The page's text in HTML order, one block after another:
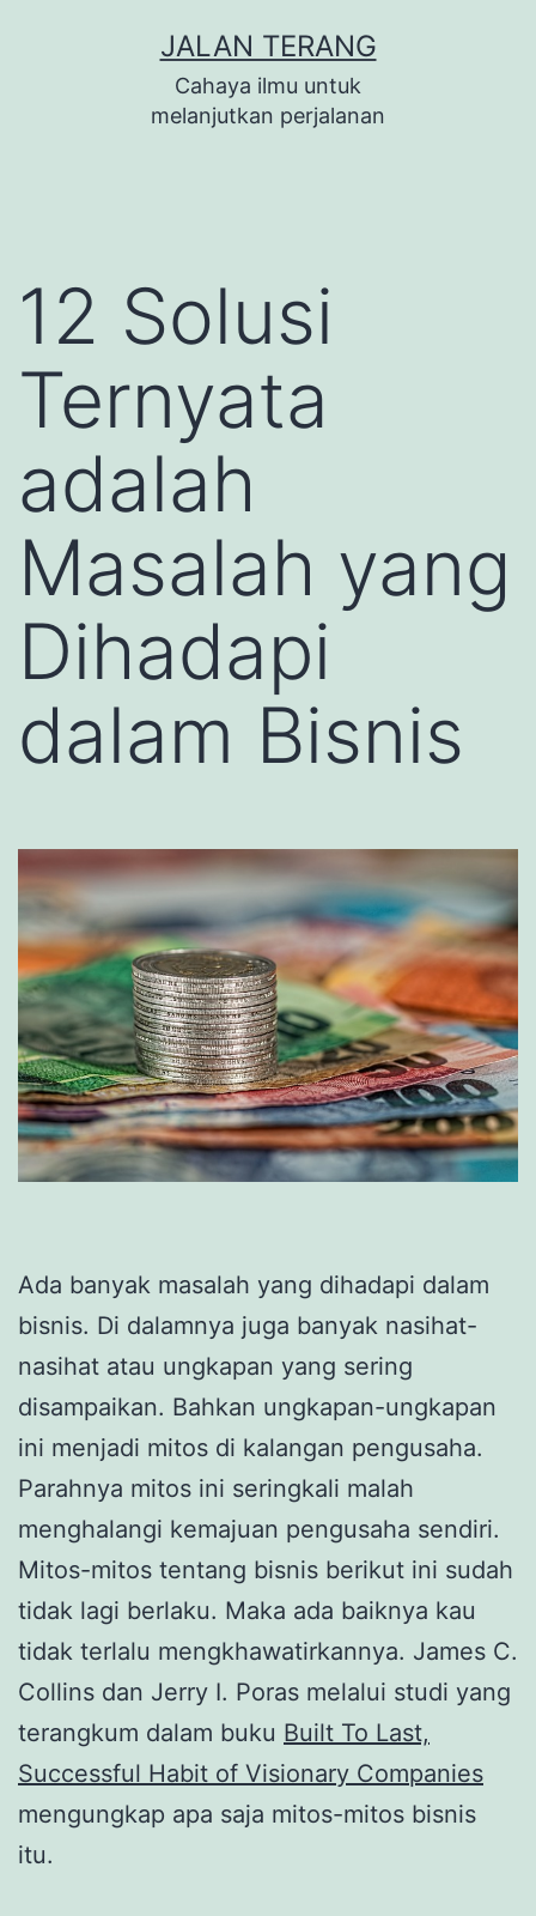
JALAN TERANG
Cahaya ilmu untuk
melanjutkan perjalanan
12 Solusi
Ternyata
adalah
Masalah yang
Dihadapi
dalam Bisnis
Ada banyak masalah yang dihadapi dalam
bisnis. Di dalamnya juga banyak nasihat-
nasihat atau ungkapan yang sering
disampaikan. Bahkan ungkapan-ungkapan
ini menjadi mitos di kalangan pengusaha.
Parahnya mitos ini seringkali malah
menghalangi kemajuan pengusaha sendiri.
Mitos-mitos tentang bisnis berikut ini sudah
tidak lagi berlaku. Maka ada baiknya kau
tidak terlalu mengkhawatirkannya. James C.
Collins dan Jerry I. Poras melalui studi yang
terangkum dalam buku Built To Last,
Successful Habit of Visionary Companies
mengungkap apa saja mitos-mitos bisnis
itu.